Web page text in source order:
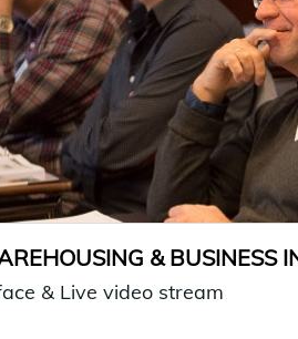
& BUSINESS
& Live video stream